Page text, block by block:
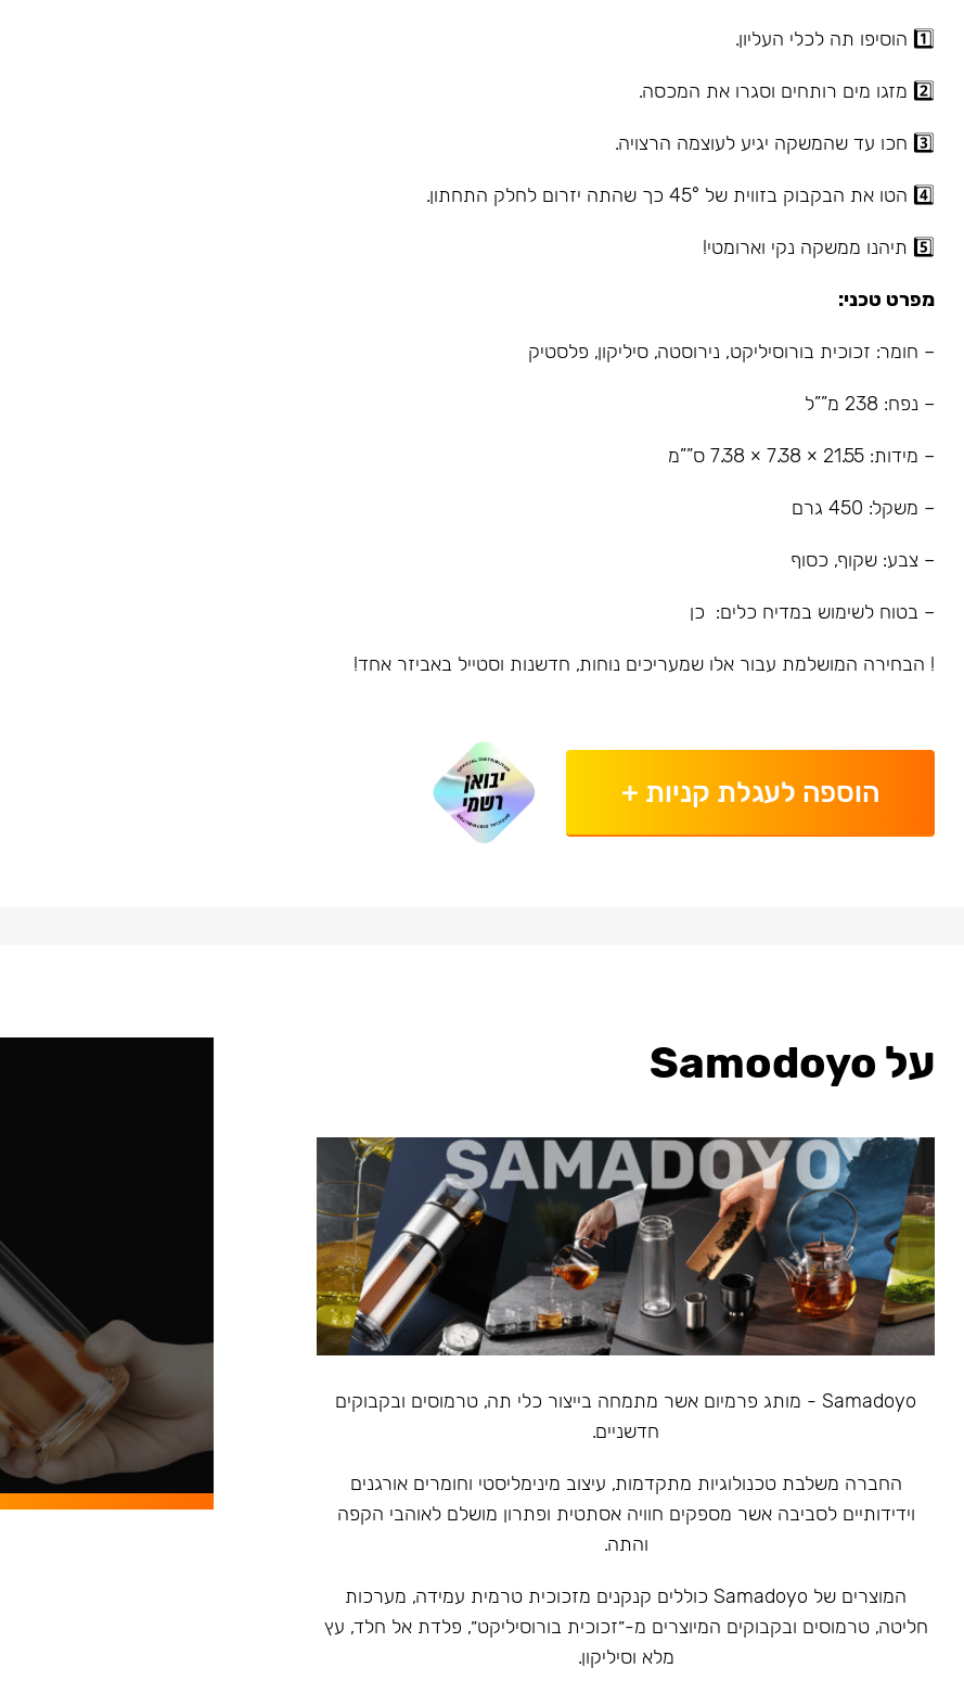
1️⃣ הוסיפו תה לכלי העליון.
2️⃣ מזגו מים רותחים וסגרו את המכסה.
3️⃣ חכו עד שהמשקה יגיע לעוצמה הרצויה.
4️⃣ הטו את הבקבוק בזווית של 45° כך שהתה יזרום לחלק התחתון.
5️⃣ תיהנו ממשקה נקי וארומטי!
מפרט טכני:
– חומר: זכוכית בורוסיליקט, נירוסטה, סיליקון, פלסטיק
– נפח: 238 מ””ל
– מידות: 21.55 × 7.38 × 7.38 ס””מ
– משקל: 450 גרם
– צבע: שקוף, כסוף
– בטוח לשימוש במדיח כלים: כן
! הבחירה המושלמת עבור אלו שמעריכים נוחות, חדשנות וסטייל באביזר אחד!
הוספה לעגלת קניות +
על Samodoyo
Samadoyo - מותג פרמיום אשר מתמחה בייצור כלי תה, טרמוסים ובקבוקים
חדשניים.
‏החברה משלבת טכנולוגיות מתקדמות, עיצוב מינימליסטי וחומרים אורגנים
וידידותיים לסביבה אשר מספקים חוויה אסתטית ופתרון מושלם לאוהבי הקפה
והתה.
המוצרים של Samadoyo כוללים קנקנים מזכוכית טרמית עמידה, מערכות
חליטה, טרמוסים ובקבוקים המיוצרים מ-״זכוכית בורוסיליקט״, פלדת אל חלד, עץ
מלא וסיליקון.